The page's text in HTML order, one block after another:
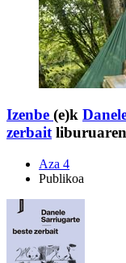
Izenbe (e)k
zerbait
Aza 4
Publikoa